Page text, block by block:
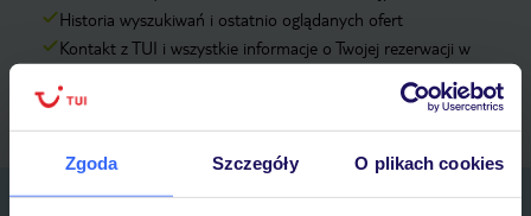
Zgoda Szczegóły O plikach cookies
Historia wyszukiwań i ostatnio oglądanych ofert
Kontakt z TUI i wszystkie informacje o Twojej rezerwacji w